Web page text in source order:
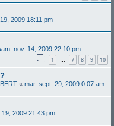
2009 18:11 pm
nov. 14, 2009 22:10 pm
1 … 7 8 9 10
« mar. sept. 29, 2009 0:07 am
2009 21:43 pm